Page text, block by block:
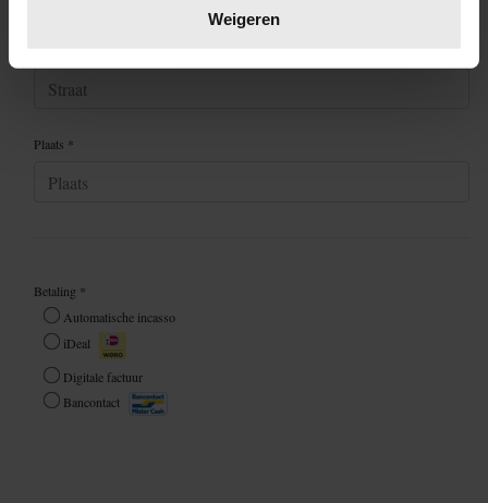
verwerkt en stel uw voorkeuren in het
intrekken in de Cookieverklaring.
personaliseren, om functies voor social media te bieden
verzameld op basis van uw gebruik van hun services. U
gaat akkoord met onze cookies als u onze website blijft
gebruiken.
Weigeren